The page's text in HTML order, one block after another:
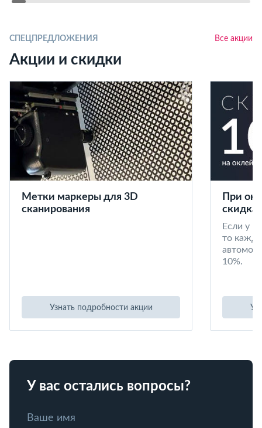
СПЕЦПРЕДЛОЖЕНИЯ Все акции
Акции и скидки
Метки маркеры для 3D
сканирования
Узнать подробности акции
При
скидка
Если у
то
10%.
У вас остались вопросы?